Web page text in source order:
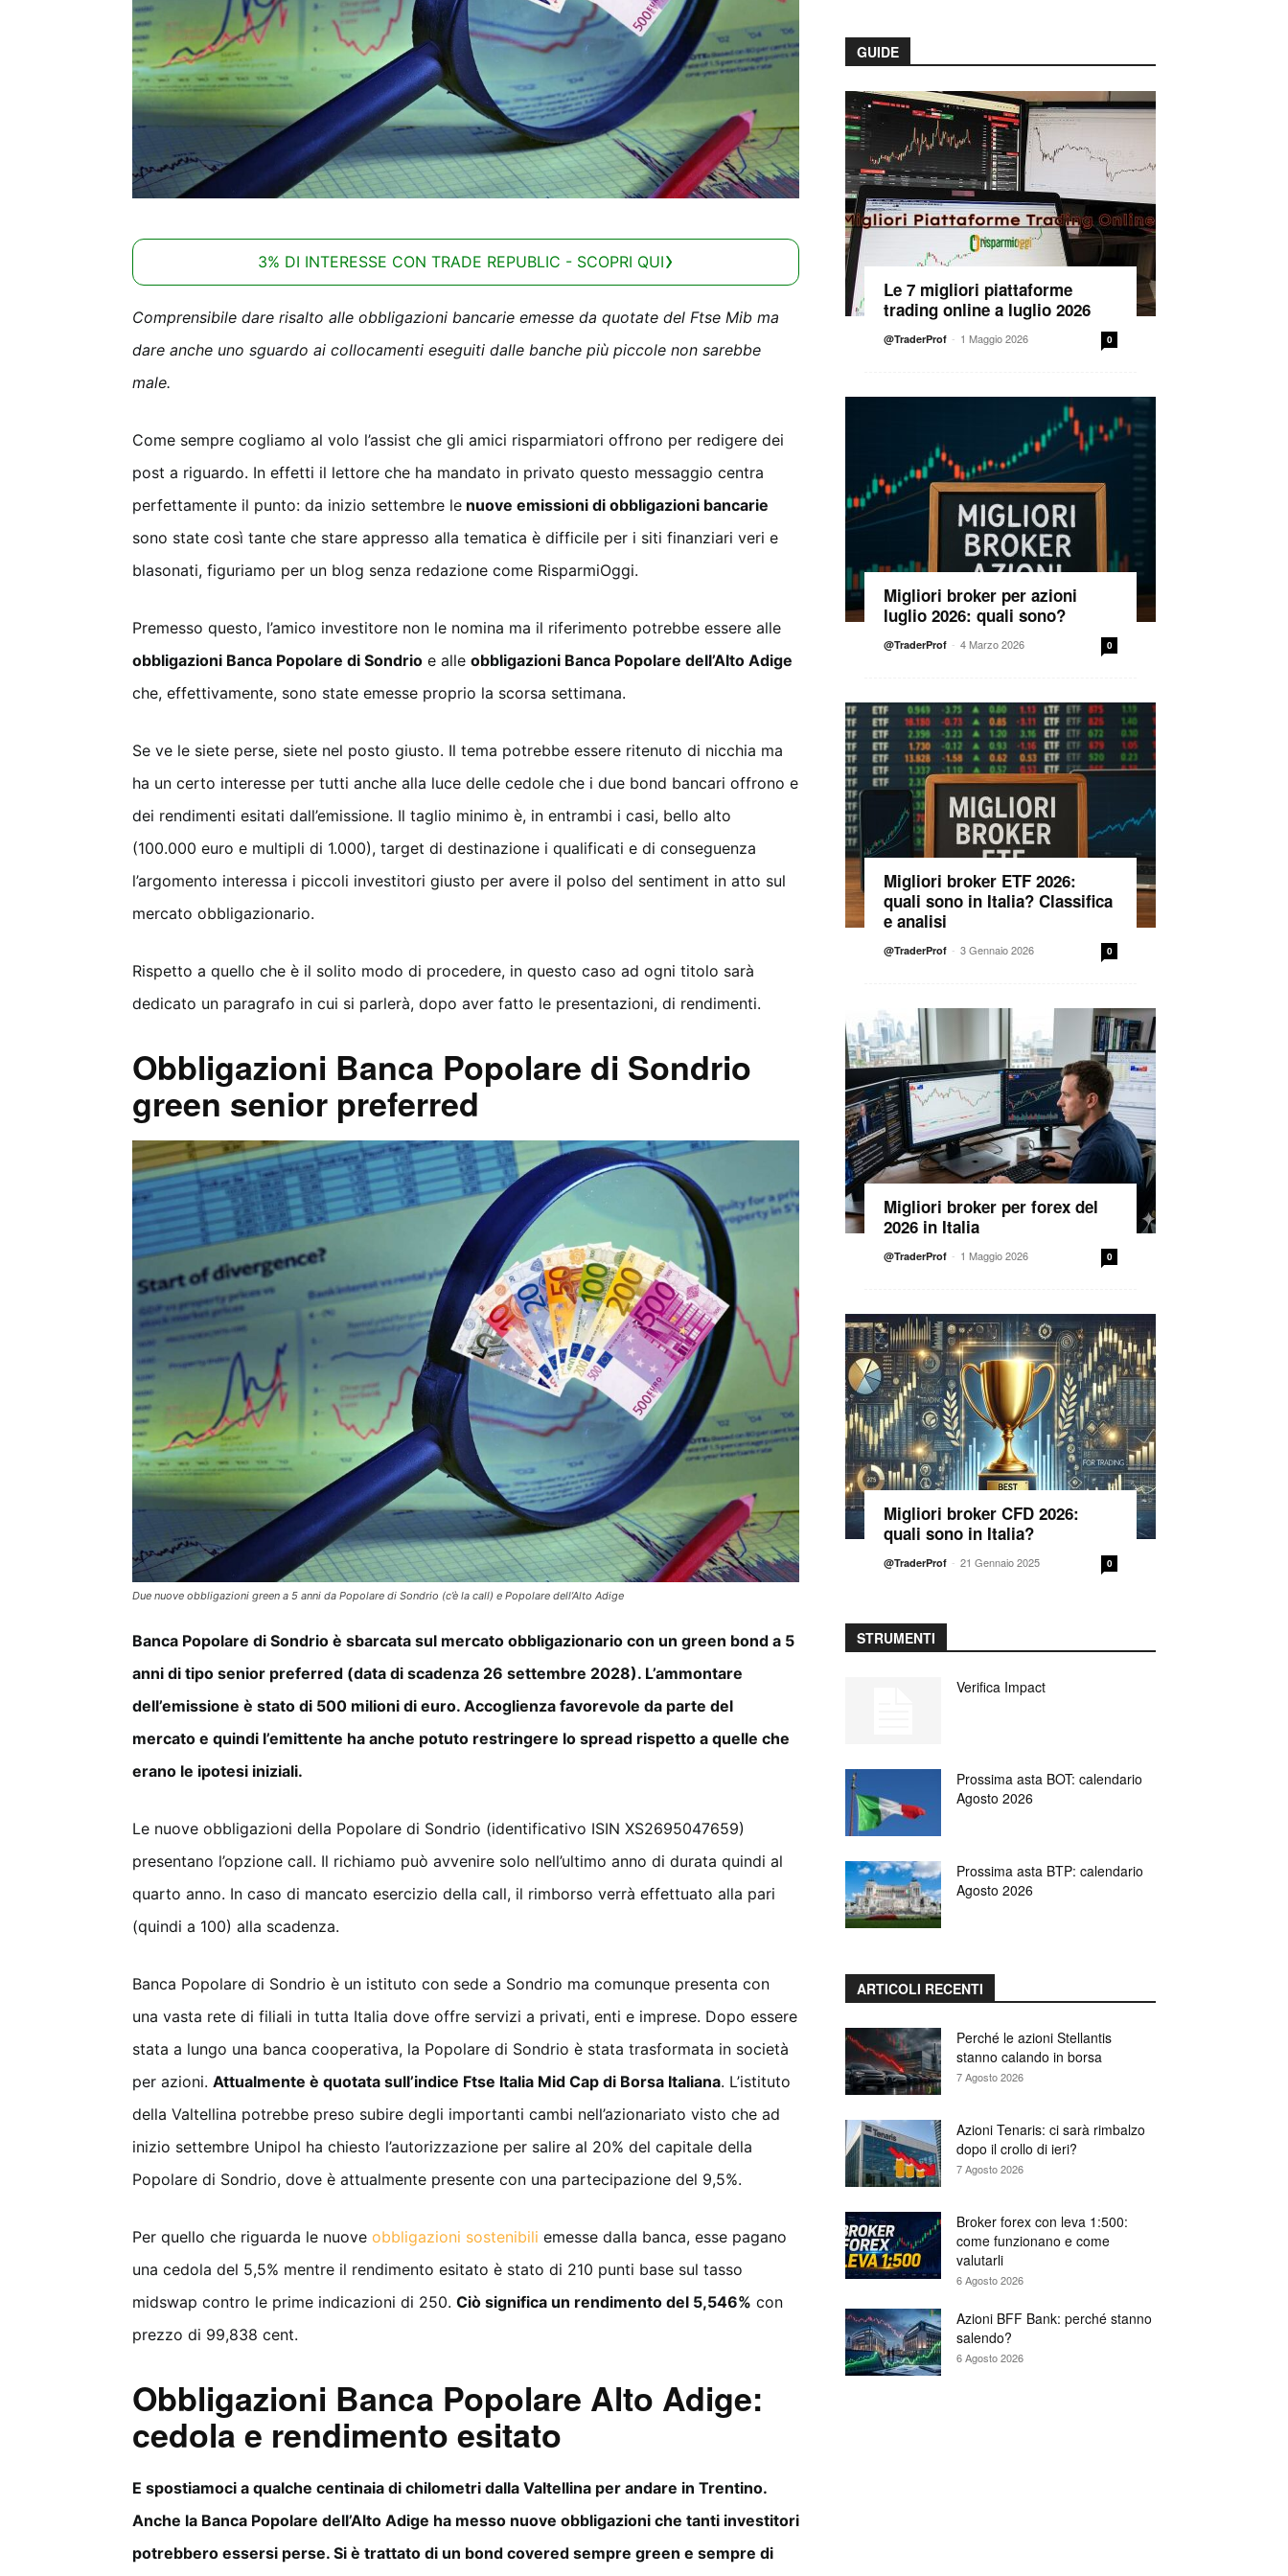
3% DI INTERESSE CON TRADE REPUBLIC - SCOPRI QUI
Comprensibile dare risalto alle obbligazioni bancarie emesse da quotate del Ftse Mib ma
dare anche uno sguardo ai collocamenti eseguiti dalle banche più piccole non sarebbe
male.
Come sempre cogliamo al volo l’assist che gli amici risparmiatori offrono per redigere dei
post a riguardo. In effetti il lettore che ha mandato in privato questo messaggio centra
perfettamente il punto: da inizio settembre le nuove emissioni di obbligazioni bancarie
sono state così tante che stare appresso alla tematica è difficile per i siti finanziari veri e
blasonati, figuriamo per un blog senza redazione come RisparmiOggi.
Premesso questo, l’amico investitore non le nomina ma il riferimento potrebbe essere alle
obbligazioni Banca Popolare di Sondrio e alle obbligazioni Banca Popolare dell’Alto Adige
che, effettivamente, sono state emesse proprio la scorsa settimana.
Se ve le siete perse, siete nel posto giusto. Il tema potrebbe essere ritenuto di nicchia ma
ha un certo interesse per tutti anche alla luce delle cedole che i due bond bancari offrono e
dei rendimenti esitati dall’emissione. Il taglio minimo è, in entrambi i casi, bello alto
(100.000 euro e multipli di 1.000), target di destinazione i qualificati e di conseguenza
l’argomento interessa i piccoli investitori giusto per avere il polso del sentiment in atto sul
mercato obbligazionario.
Rispetto a quello che è il solito modo di procedere, in questo caso ad ogni titolo sarà
dedicato un paragrafo in cui si parlerà, dopo aver fatto le presentazioni, di rendimenti.
Obbligazioni Banca Popolare di Sondrio
green senior preferred
Due nuove obbligazioni green a 5 anni da Popolare di Sondrio (c’è la call) e Popolare dell’Alto Adige
Banca Popolare di Sondrio è sbarcata sul mercato obbligazionario con un green bond a 5
anni di tipo senior preferred (data di scadenza 26 settembre 2028). L’ammontare
dell’emissione è stato di 500 milioni di euro. Accoglienza favorevole da parte del
mercato e quindi l’emittente ha anche potuto restringere lo spread rispetto a quelle che
erano le ipotesi iniziali.
Le nuove obbligazioni della Popolare di Sondrio (identificativo ISIN XS2695047659)
presentano l’opzione call. Il richiamo può avvenire solo nell’ultimo anno di durata quindi al
quarto anno. In caso di mancato esercizio della call, il rimborso verrà effettuato alla pari
(quindi a 100) alla scadenza.
Banca Popolare di Sondrio è un istituto con sede a Sondrio ma comunque presenta con
una vasta rete di filiali in tutta Italia dove offre servizi a privati, enti e imprese. Dopo essere
stata a lungo una banca cooperativa, la Popolare di Sondrio è stata trasformata in società
per azioni. Attualmente è quotata sull’indice Ftse Italia Mid Cap di Borsa Italiana. L’istituto
della Valtellina potrebbe preso subire degli importanti cambi nell’azionariato visto che ad
inizio settembre Unipol ha chiesto l’autorizzazione per salire al 20% del capitale della
Popolare di Sondrio, dove è attualmente presente con una partecipazione del 9,5%.
Per quello che riguarda le nuove obbligazioni sostenibili emesse dalla banca, esse pagano
una cedola del 5,5% mentre il rendimento esitato è stato di 210 punti base sul tasso
midswap contro le prime indicazioni di 250. Ciò significa un rendimento del 5,546% con
prezzo di 99,838 cent.
Obbligazioni Banca Popolare Alto Adige:
cedola e rendimento esitato
E spostiamoci a qualche centinaia di chilometri dalla Valtellina per andare in Trentino.
Anche la Banca Popolare dell’Alto Adige ha messo nuove obbligazioni che tanti investitori
potrebbero essersi perse. Si è trattato di un bond covered sempre green e sempre di
GUIDE
Le 7 migliori piattaforme
trading online a luglio 2026
@TraderProf - 1 Maggio 2026 0
Migliori broker per azioni
luglio 2026: quali sono?
@TraderProf - 4 Marzo 2026 0
Migliori broker ETF 2026:
quali sono in Italia? Classifica
e analisi
@TraderProf - 3 Gennaio 2026 0
Migliori broker per forex del
2026 in Italia
@TraderProf - 1 Maggio 2026 0
Migliori broker CFD 2026:
quali sono in Italia?
@TraderProf - 21 Gennaio 2025 0
STRUMENTI
Verifica Impact
Prossima asta BOT: calendario
Agosto 2026
Prossima asta BTP: calendario
Agosto 2026
ARTICOLI RECENTI
Perché le azioni Stellantis
stanno calando in borsa
7 Agosto 2026
Azioni Tenaris: ci sarà rimbalzo
dopo il crollo di ieri?
7 Agosto 2026
Broker forex con leva 1:500:
come funzionano e come
valutarli
6 Agosto 2026
Azioni BFF Bank: perché stanno
salendo?
6 Agosto 2026